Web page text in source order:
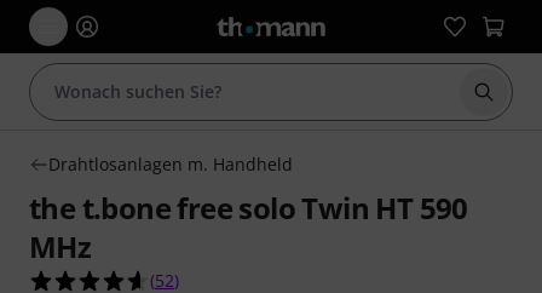
Suche
Drahtlosanlagen m. Handheld
the t.bone free solo Twin HT 590
MHz
4.6 von 5 Sternen aus 52 Kundenbewertungen
(52)